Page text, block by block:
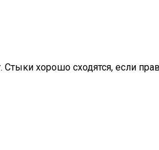
хорошо сходятся, если